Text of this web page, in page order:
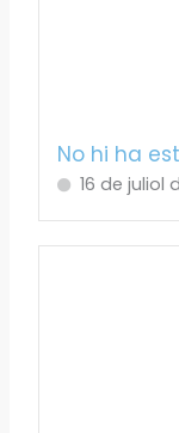
No hi ha
16 de juliol